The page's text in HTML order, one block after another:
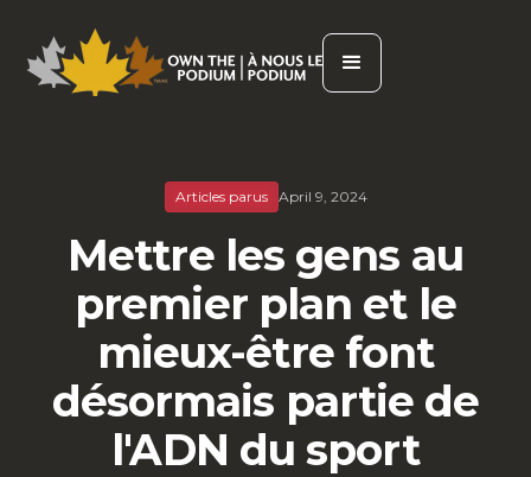
Articles parus April 9, 2024
Mettre les gens au
premier plan et le
mieux-être font
désormais partie de
l'ADN du sport